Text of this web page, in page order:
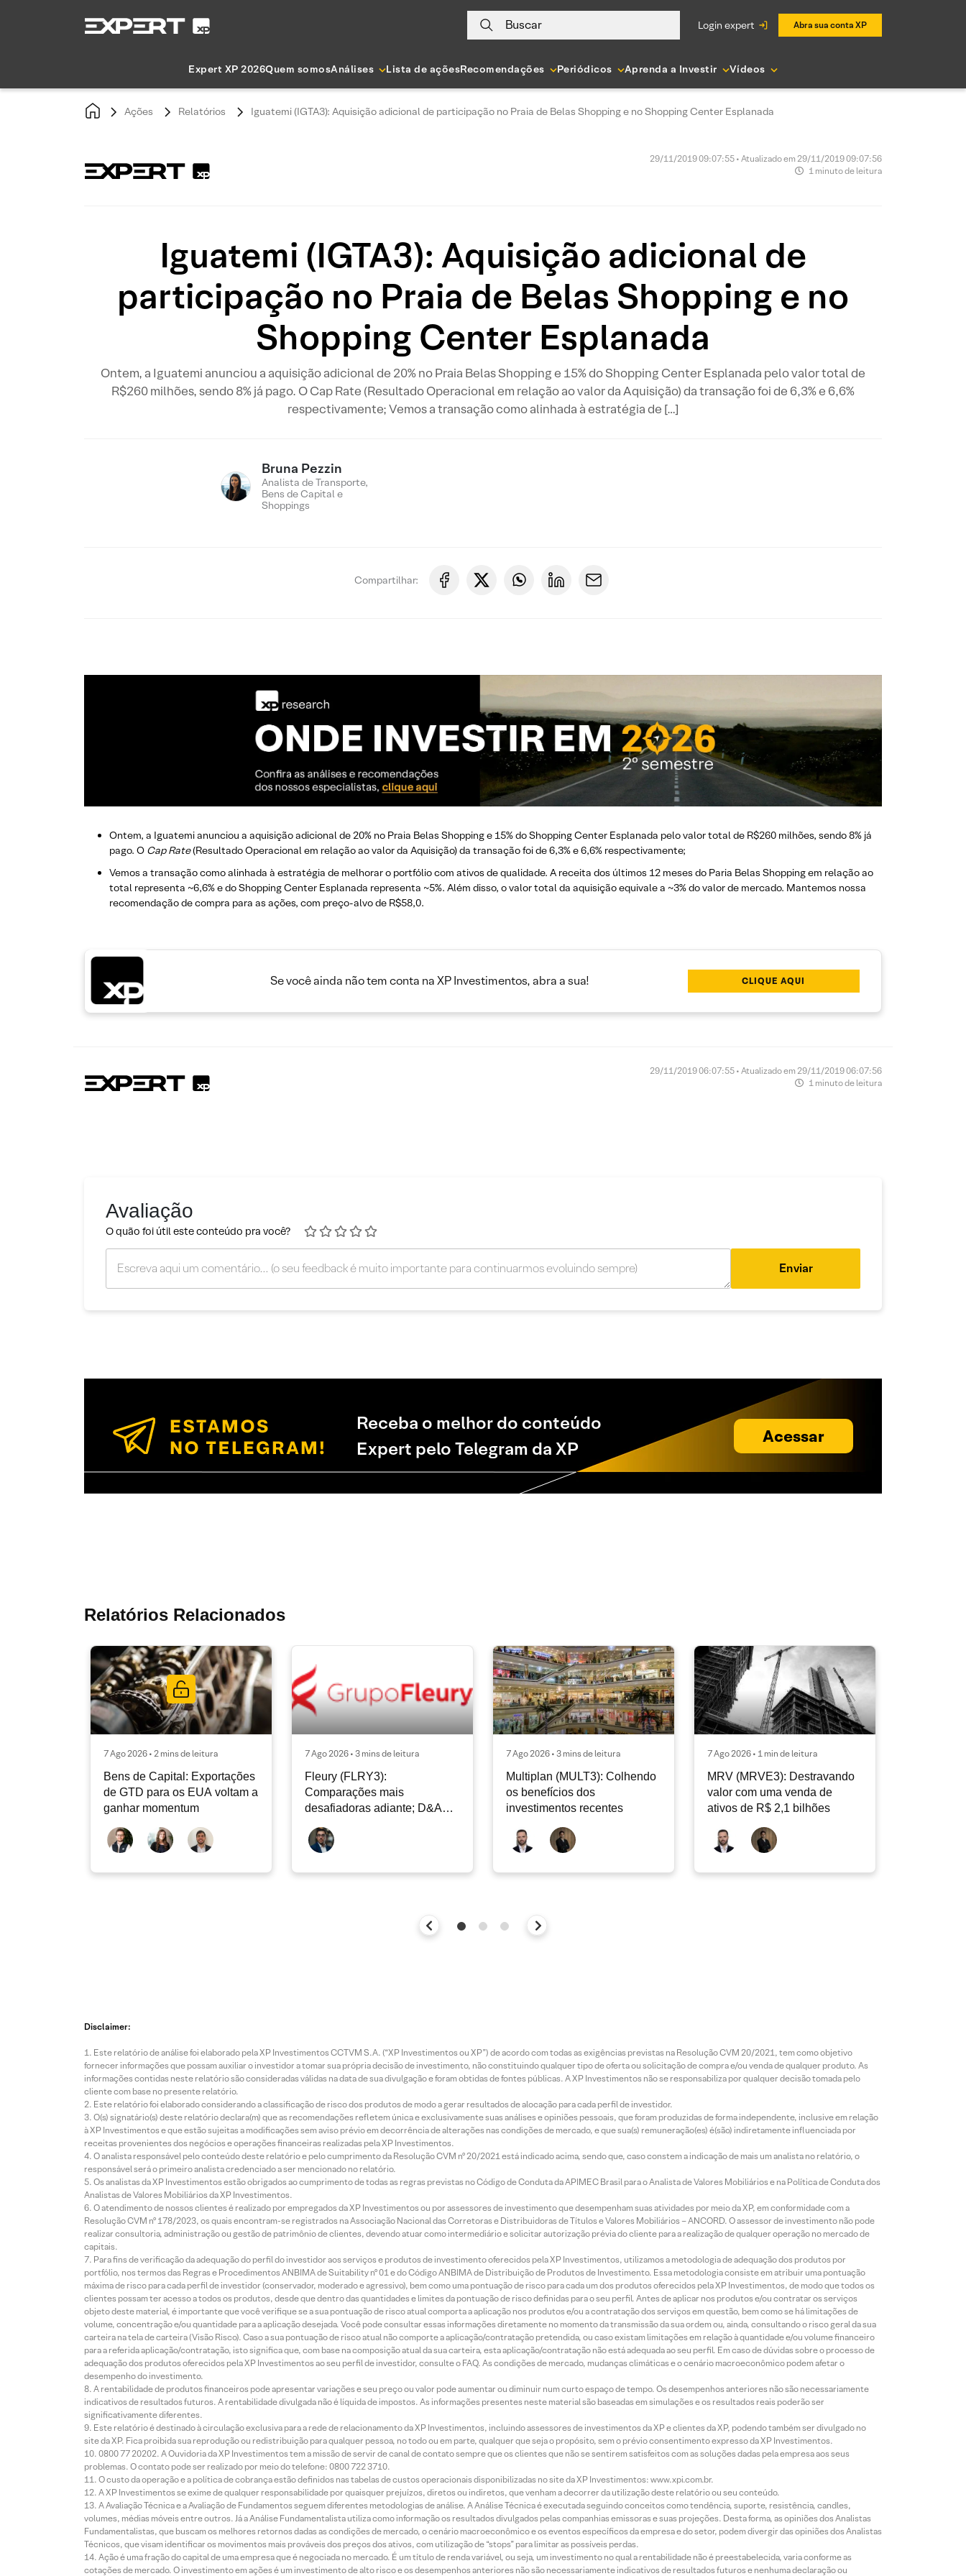
Buscar login expert Abra sua conta XP
Expert XP 2026Quem somosAnálises Lista de açõesRecomendações Periódicos Aprenda a Investir Vídeos
Ações Relatórios Iguatemi (IGTA3): Aquisição adicional de participação no Praia de Belas Shopping e no Shopping Center Esplanada
29/11/2019 09:07:55 • Atualizado em 29/11/2019 09:07:56
1 minuto de leitura
Iguatemi (IGTA3): Aquisição adicional de
participação no Praia de Belas Shopping e no
Shopping Center Esplanada
Ontem, a Iguatemi anunciou a aquisição adicional de 20% no Praia Belas Shopping e 15% do Shopping Center Esplanada pelo valor total de
R$260 milhões, sendo 8% já pago. O Cap Rate (Resultado Operacional em relação ao valor da Aquisição) da transação foi de 6,3% e 6,6%
respectivamente; Vemos a transação como alinhada à estratégia de […]
Bruna Pezzin
Analista de Transporte,
Bens de Capital e
Shoppings
Compartilhar:
Ontem, a Iguatemi anunciou a aquisição adicional de 20% no Praia Belas Shopping e 15% do Shopping Center Esplanada pelo valor total de R$260 milhões, sendo 8% já
pago. O Cap Rate(Resultado Operacional em relação ao valor da Aquisição) da transação foi de 6,3% e 6,6% respectivamente;
Vemos a transação como alinhada à estratégia de melhorar o portfólio com ativos de qualidade. A receita dos últimos 12 meses do Paria Belas Shopping em relação ao
total representa ~6,6% e do Shopping Center Esplanada representa ~5%. Além disso, o valor total da aquisição equivale a ~3% do valor de mercado. Mantemos nossa
recomendação de compra para as ações, com preço-alvo de R$58,0.
Se você ainda não tem conta na XP Investimentos, abra a sua! CLIQUE AQUI
29/11/2019 06:07:55 • Atualizado em 29/11/2019 06:07:56
1 minuto de leitura
Avaliação
O quão foi útil este conteúdo pra você?
Enviar
Receba o melhor do conteúdo
Expert pelo Telegram da XP
Acessar
Relatórios Relacionados
7 Ago 2026 • 2 mins de leitura
Bens de Capital: Exportações
de GTD para os EUA voltam a
ganhar momentum
7 Ago 2026 • 3 mins de leitura
Fleury (FLRY3):
Comparações mais
desafiadoras adiante; D&A
deve permanecer nos níveis
atuais
7 Ago 2026 • 3 mins de leitura
Multiplan (MULT3): Colhendo
os benefícios dos
investimentos recentes
7 Ago 2026 • 1 min de leitura
MRV (MRVE3): Destravando
valor com uma venda de
ativos de R$ 2,1 bilhões
Disclaimer:
Este relatório de análise foi elaborado pela XP Investimentos CCTVM S.A. (“XP Investimentos ou XP”) de acordo com todas as exigências previstas na Resolução CVM 20/2021, tem como objetivo
fornecer informações que possam auxiliar o investidor a tomar sua própria decisão de investimento, não constituindo qualquer tipo de oferta ou solicitação de compra e/ou venda de qualquer produto. As
informações contidas neste relatório são consideradas válidas na data de sua divulgação e foram obtidas de fontes públicas. A XP Investimentos não se responsabiliza por qualquer decisão tomada pelo
cliente com base no presente relatório.
Este relatório foi elaborado considerando a classificação de risco dos produtos de modo a gerar resultados de alocação para cada perfil de investidor.
O(s) signatário(s) deste relatório declara(m) que as recomendações refletem única e exclusivamente suas análises e opiniões pessoais, que foram produzidas de forma independente, inclusive em relação
à XP Investimentos e que estão sujeitas a modificações sem aviso prévio em decorrência de alterações nas condições de mercado, e que sua(s) remuneração(es) é(são) indiretamente influenciada por
receitas provenientes dos negócios e operações financeiras realizadas pela XP Investimentos.
O analista responsável pelo conteúdo deste relatório e pelo cumprimento da Resolução CVM nº 20/2021 está indicado acima, sendo que, caso constem a indicação de mais um analista no relatório, o
responsável será o primeiro analista credenciado a ser mencionado no relatório.
Os analistas da XP Investimentos estão obrigados ao cumprimento de todas as regras previstas no Código de Conduta da APIMEC Brasil para o Analista de Valores Mobiliários e na Política de Conduta dos
Analistas de Valores Mobiliários da XP Investimentos.
O atendimento de nossos clientes é realizado por empregados da XP Investimentos ou por assessores de investimento que desempenham suas atividades por meio da XP, em conformidade com a
Resolução CVM nº 178/2023, os quais encontram-se registrados na Associação Nacional das Corretoras e Distribuidoras de Títulos e Valores Mobiliários – ANCORD. O assessor de investimento não pode
realizar consultoria, administração ou gestão de patrimônio de clientes, devendo atuar como intermediário e solicitar autorização prévia do cliente para a realização de qualquer operação no mercado de
capitais.
Para fins de verificação da adequação do perfil do investidor aos serviços e produtos de investimento oferecidos pela XP Investimentos, utilizamos a metodologia de adequação dos produtos por
portfólio, nos termos das Regras e Procedimentos ANBIMA de Suitability nº 01 e do Código ANBIMA de Distribuição de Produtos de Investimento. Essa metodologia consiste em atribuir uma pontuação
máxima de risco para cada perfil de investidor (conservador, moderado e agressivo), bem como uma pontuação de risco para cada um dos produtos oferecidos pela XP Investimentos, de modo que todos os
clientes possam ter acesso a todos os produtos, desde que dentro das quantidades e limites da pontuação de risco definidas para o seu perfil. Antes de aplicar nos produtos e/ou contratar os serviços
objeto deste material, é importante que você verifique se a sua pontuação de risco atual comporta a aplicação nos produtos e/ou a contratação dos serviços em questão, bem como se há limitações de
volume, concentração e/ou quantidade para a aplicação desejada. Você pode consultar essas informações diretamente no momento da transmissão da sua ordem ou, ainda, consultando o risco geral da sua
carteira na tela de carteira (Visão Risco). Caso a sua pontuação de risco atual não comporte a aplicação/contratação pretendida, ou caso existam limitações em relação à quantidade e/ou volume financeiro
para a referida aplicação/contratação, isto significa que, com base na composição atual da sua carteira, esta aplicação/contratação não está adequada ao seu perfil. Em caso de dúvidas sobre o processo de
adequação dos produtos oferecidos pela XP Investimentos ao seu perfil de investidor, consulte o FAQ. As condições de mercado, mudanças climáticas e o cenário macroeconômico podem afetar o
desempenho do investimento.
A rentabilidade de produtos financeiros pode apresentar variações e seu preço ou valor pode aumentar ou diminuir num curto espaço de tempo. Os desempenhos anteriores não são necessariamente
indicativos de resultados futuros. A rentabilidade divulgada não é líquida de impostos. As informações presentes neste material são baseadas em simulações e os resultados reais poderão ser
significativamente diferentes.
Este relatório é destinado à circulação exclusiva para a rede de relacionamento da XP Investimentos, incluindo assessores de investimentos da XP e clientes da XP, podendo também ser divulgado no
site da XP. Fica proibida sua reprodução ou redistribuição para qualquer pessoa, no todo ou em parte, qualquer que seja o propósito, sem o prévio consentimento expresso da XP Investimentos.
0800 77 20202. A Ouvidoria da XP Investimentos tem a missão de servir de canal de contato sempre que os clientes que não se sentirem satisfeitos com as soluções dadas pela empresa aos seus
problemas. O contato pode ser realizado por meio do telefone: 0800 722 3710.
O custo da operação e a política de cobrança estão definidos nas tabelas de custos operacionais disponibilizadas no site da XP Investimentos: www.xpi.com.br.
A XP Investimentos se exime de qualquer responsabilidade por quaisquer prejuízos, diretos ou indiretos, que venham a decorrer da utilização deste relatório ou seu conteúdo.
A Avaliação Técnica e a Avaliação de Fundamentos seguem diferentes metodologias de análise. A Análise Técnica é executada seguindo conceitos como tendência, suporte, resistência, candles,
volumes, médias móveis entre outros. Já a Análise Fundamentalista utiliza como informação os resultados divulgados pelas companhias emissoras e suas projeções. Desta forma, as opiniões dos Analistas
Fundamentalistas, que buscam os melhores retornos dadas as condições de mercado, o cenário macroeconômico e os eventos específicos da empresa e do setor, podem divergir das opiniões dos Analistas
Técnicos, que visam identificar os movimentos mais prováveis dos preços dos ativos, com utilização de “stops” para limitar as possíveis perdas.
Ação é uma fração do capital de uma empresa que é negociada no mercado. É um título de renda variável, ou seja, um investimento no qual a rentabilidade não é preestabelecida, varia conforme as
cotações de mercado. O investimento em ações é um investimento de alto risco e os desempenhos anteriores não são necessariamente indicativos de resultados futuros e nenhuma declaração ou